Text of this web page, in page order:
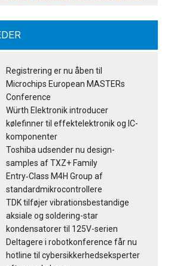
Registrering er nu åben til
Microchips European MASTERs
Conference
Würth Elektronik introducer
kølefinner til effektelektronik og IC-
komponenter
Toshiba udsender nu design-
samples af TXZ+ Family
Entry‑Class M4H Group af
standardmikrocontrollere
TDK tilføjer vibrationsbestandige
aksiale og soldering-star
kondensatorer til 125V-serien
Deltagere i robotkonference får nu
hotline til cybersikkerhedseksperter